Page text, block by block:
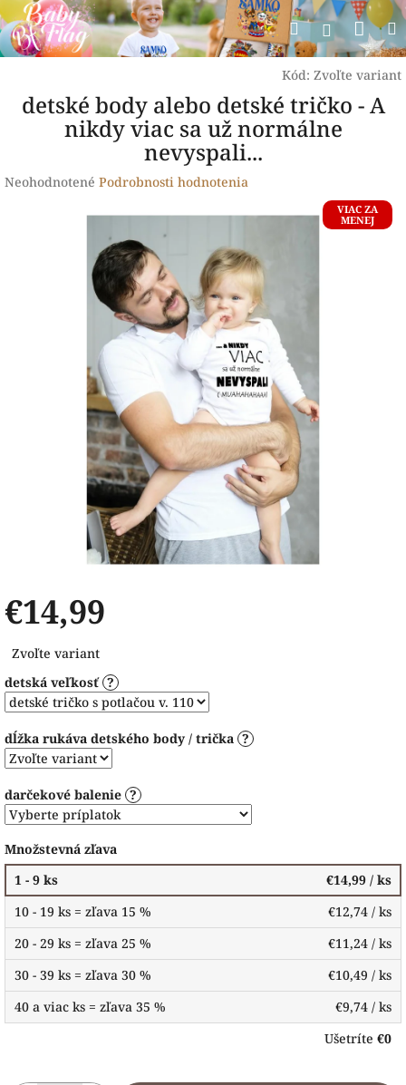
Prejsť
na
obsah
Hľadať
Kód: Zvoľte variant
detské body alebo detské tričko - A
nikdy viac sa už normálne
nevyspali...
Priemerné
Neohodnotené Podrobnosti hodnotenia
VIAC ZA
MENEJ
€14,99
cena:
Zvoľte variant
detská veľkosť ?
dĺžka rukáva detského body / trička ?
darčekové balenie ?
Množstevná zľava
1 - 9 ks
€14,99 / ks
10 - 19 ks = zľava 15 %
€12,74 / ks
20 - 29 ks = zľava 25 %
€11,24 / ks
30 - 39 ks = zľava 30 %
€10,49 / ks
40 a viac ks = zľava 35 %
€9,74 / ks
Ušetríte €0